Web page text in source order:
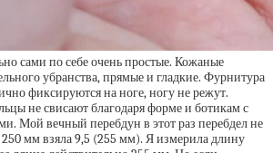
сами по себе очень простые. Кожаные
убранства, прямые и гладкие. Фурнитура
фиксируются на ноге, ногу не режут.
не свисают благодаря форме и ботикам с
Мой вечный перебдун в этот раз перебдел не
мм взяла 9,5 (255 мм). Я измерила длину